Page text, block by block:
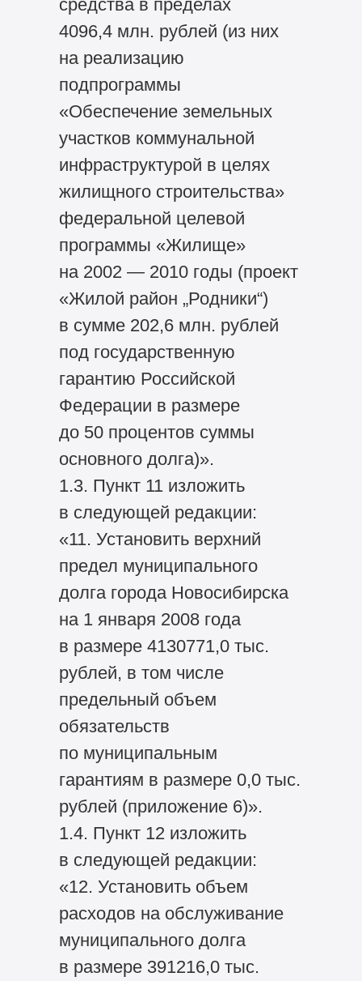
средства в пределах
4096,4 млн. рублей (из них
на реализацию
подпрограммы
«Обеспечение земельных
участков коммунальной
инфраструктурой в целях
жилищного строительства»
федеральной целевой
программы «Жилище»
на 2002 — 2010 годы (проект
«Жилой район „Родники“)
в сумме 202,6 млн. рублей
под государственную
гарантию Российской
Федерации в размере
до 50 процентов суммы
основного долга)».
1.3. Пункт 11 изложить
в следующей редакции:
«11. Установить верхний
предел муниципального
долга города Новосибирска
на 1 января 2008 года
в размере 4130771,0 тыс.
рублей, в том числе
предельный объем
обязательств
по муниципальным
гарантиям в размере 0,0 тыс.
рублей (приложение 6)».
1.4. Пункт 12 изложить
в следующей редакции:
«12. Установить объем
расходов на обслуживание
муниципального долга
в размере 391216,0 тыс.